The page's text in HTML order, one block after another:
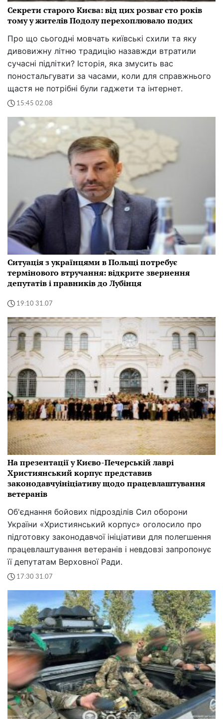
Секрети старого Києва: від цих розваг сто років
тому у жителів Подолу перехоплювало подих
Про що сьогодні мовчать київські схили та яку
дивовижну літню традицію назавжди втратили
сучасні підлітки? Історія, яка змусить вас
поностальгувати за часами, коли для справжнього
щастя не потрібні були гаджети та інтернет.
15:45 02.08
Ситуація з українцями в Польщі потребує
термінового втручання: відкрите звернення
депутатів і правників до Лубінця
19:10 31.07
На презентації у Києво-Печерській лаврі
Християнський корпус представив
законодавчуініціативу щодо працевлаштування
ветеранів
Об'єднання бойових підрозділів Сил оборони
України «Християнський корпус» оголосило про
підготовку законодавчої ініціативи для полегшення
працевлаштування ветеранів і невдовзі запропонує
її депутатам Верховної Ради.
17:30 31.07